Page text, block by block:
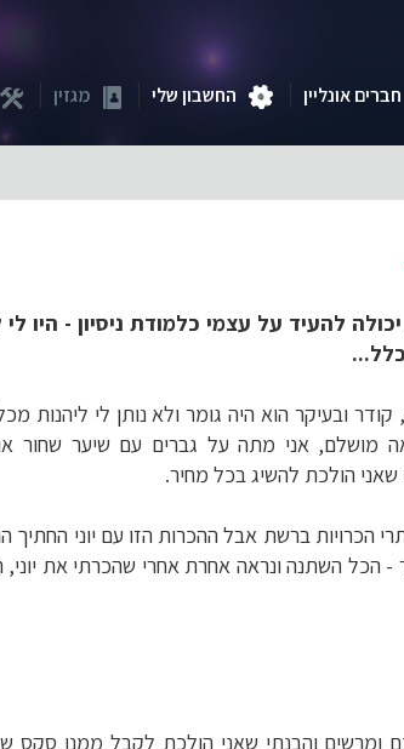
חברים אונליין החשבון שלי מגזין
מאזור הדרום, יכולה להעיד על עצמי כלמודת ניסיון -
ובעיקר הוא היה גומר ולא נותן לי ליהנות
מושלם, אני מתה על גברים עם שיער שחור
הולכת להשיג בכל מחיר.
הכרויות ברשת אבל ההכרות הזו עם יוני החתיך
- הכל השתנה ונראה אחרת אחרי שהכרתי את יוני,
ומרשים והבנתי שאני הולכת לקבל ממנו סקס